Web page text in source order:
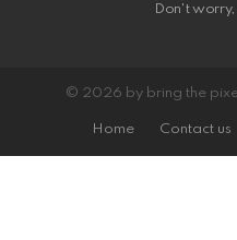
Don't
© 2026 by bring the
Home Contact us